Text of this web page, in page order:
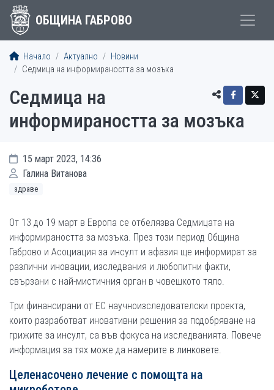
ОБЩИНА ГАБРОВО
Начало Актуално
Новини
Седмица на информираността за мозъка
Седмица на
информираността за мозъка
15 март 2023, 14:36
Галина Витанова
здраве
От 13 до 19 март в Европа се отбелязва Седмицата на
информираността за мозъка. През този период Община
Габрово и Асоциация за инсулт и афазия ще информират за
различни иновации, изследвания и любопитни факти,
свързани с най-мистичния орган в човешкото тяло.
Три финансирани от ЕС научноизследователски проекта,
които разработват иновативни решения за подобряване на
грижите за инсулт, са във фокуса на изследванията. Повече
информация за тях може да намерите в линковете.
Целенасочено лечение с помощта на